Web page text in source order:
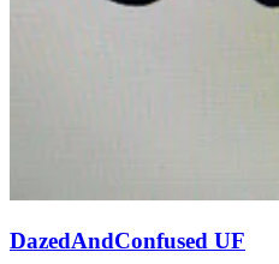
DazedAndConfused UF